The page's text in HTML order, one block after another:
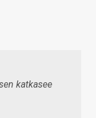
katkasee